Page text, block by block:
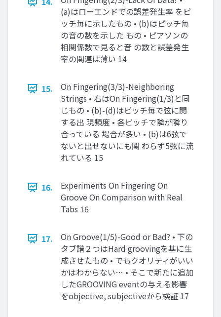
(a)はローエンドでの誤差発生率 をピ
ッチ毎に示したもの • (b)はピッチ毎
の音の数を示した もの • ピアソンの
相関係数で見ると音 の数と誤差発生
率の関連は薄い 14
15.
On Fingering(3/3)-Neighboring
Strings • 右はOn Fingering(1/3)と同
じもの • (b)-(d)はピッチ毎で弦に関
する出 現頻度 • 各ピッチで隣が隣り
合っている 場合が多い • (b)は6弦で
ないと出せないにも関 わらず5弦に流
れている 15
16.
Experiments On Fingering On
Groove On Comparison with Real
Tabs 16
17.
On Groove(1/5)-Good or Bad? • 下の
タブ譜２つはHard groovingを基に生
成させたもの • でもクオリティがいい
かはわからない… • そこで新たに追加
したGROOVING eventの与える影響
をobjective, subjectiveから検証 17